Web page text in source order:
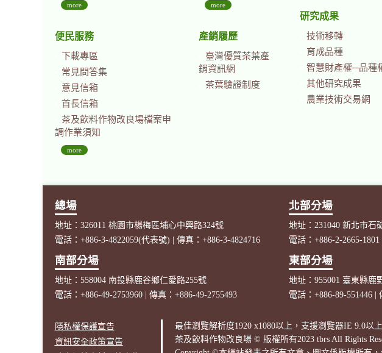
more
便民服務
下載專區
常見問答集
意見信箱
首長信箱
茶及飲料作物改良場檔案申
調作業須知
more
more
產銷履歷
臺灣優質茶葉產
銷資訊網
茶葉驗證制度
研究成果
技術移轉
育成品種
智慧財產權─品種
其他研究成果
農業技術交易網
總場
地址：326011 桃園市楊梅區埔心中興路324號
電話：+886-3-4822059(代表號) | 傳真：+886-3-4824716
北部分場
地址：231040 新北市石
電話：+886-2-2665-
南部分場
地址：558004 南投縣鹿谷鄉仁愛路255號
電話：+886-49-2753960 | 傳真：+886-49-2755493
東部分場
地址：955001 臺東縣鹿
電話：+886-89-551446 |
隱私權保護宣告
資訊安全政策宣告
最佳瀏覽解析度1920 x1080以上，支援瀏覽器IE 9.0以
茶及飲料作物改良場 © 版權所有2023 tbrs All Rights